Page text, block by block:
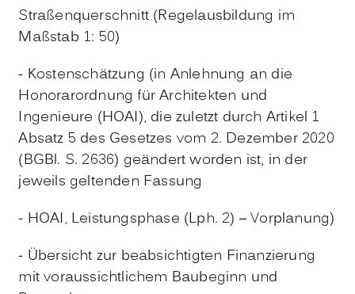
Straßenquerschnitt (Regelausbildung im
Maßstab 1: 50)
- Kostenschätzung (in Anlehnung an die
Honorarordnung für Architekten und
Ingenieure (HOAI), die zuletzt durch Artikel 1
Absatz 5 des Gesetzes vom 2. Dezember 2020
(BGBl. S. 2636) geändert worden ist, in der
jeweils geltenden Fassung
- HOAI, Leistungsphase (Lph. 2) – Vorplanung)
- Übersicht zur beabsichtigten Finanzierung
mit voraussichtlichem Baubeginn und